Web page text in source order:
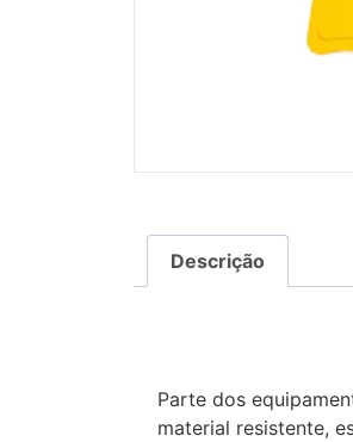
Descrição
Parte dos
material resistente,